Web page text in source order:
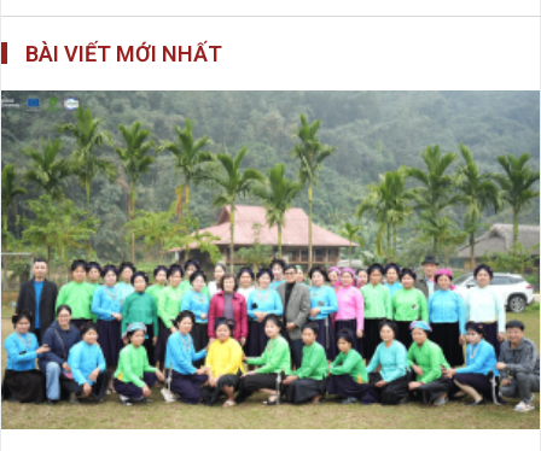
BÀI VIẾT MỚI NHẤT